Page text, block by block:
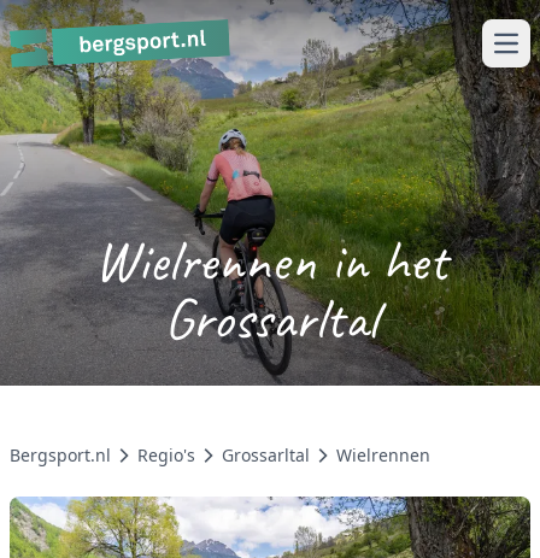
Wielrennen in het
Grossarltal
Bergsport.nl Regio's Grossarltal Wielrennen